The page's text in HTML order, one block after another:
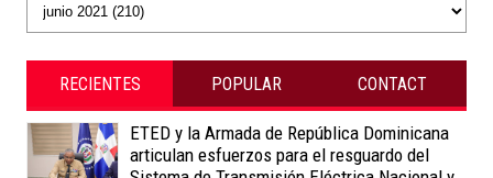
RECIENTES POPULAR CONTACT
ETED y la Armada de República Dominicana
articulan esfuerzos para el resguardo del